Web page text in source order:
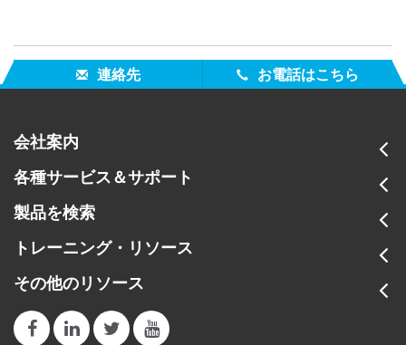
連絡先 お電話はこちら
会社案内
各種サービス＆サポート
製品を検索
トレーニング・リソース
その他のリソース